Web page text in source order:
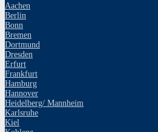
Aachen
Berlin
Bonn
Bremen
Dortmund
Dresden
Erfurt
Frankfurt
Hamburg
Hannover
Heidelberg/ Mannheim
Karlsruhe
Kiel